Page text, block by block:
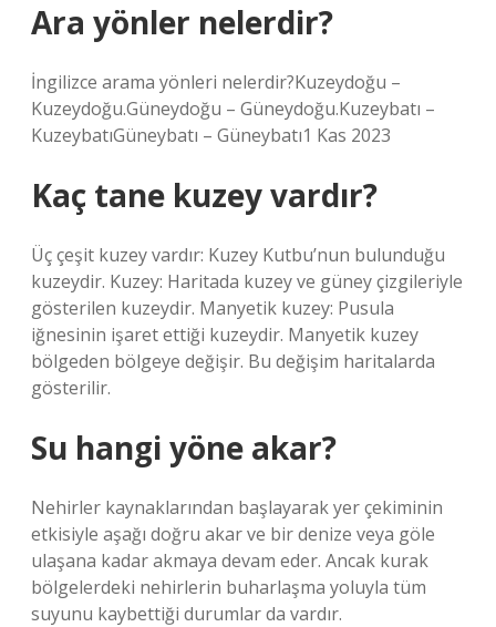
Ara yönler nelerdir?
İngilizce arama yönleri nelerdir?Kuzeydoğu –
Kuzeydoğu.Güneydoğu – Güneydoğu.Kuzeybatı –
KuzeybatıGüneybatı – Güneybatı1 Kas 2023
Kaç tane kuzey vardır?
Üç çeşit kuzey vardır: Kuzey Kutbu’nun bulunduğu
kuzeydir. Kuzey: Haritada kuzey ve güney çizgileriyle
gösterilen kuzeydir. Manyetik kuzey: Pusula
iğnesinin işaret ettiği kuzeydir. Manyetik kuzey
bölgeden bölgeye değişir. Bu değişim haritalarda
gösterilir.
Su hangi yöne akar?
Nehirler kaynaklarından başlayarak yer çekiminin
etkisiyle aşağı doğru akar ve bir denize veya göle
ulaşana kadar akmaya devam eder. Ancak kurak
bölgelerdeki nehirlerin buharlaşma yoluyla tüm
suyunu kaybettiği durumlar da vardır.